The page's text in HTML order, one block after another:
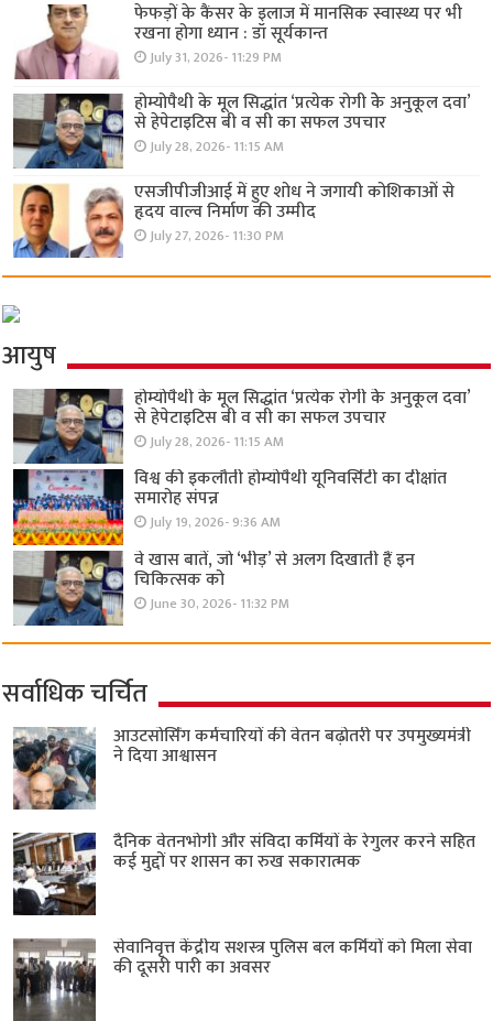
फेफड़ों के कैंसर के इलाज में मानसिक स्वास्थ्य पर भी
रखना होगा ध्यान : डॉ सूर्यकान्त
July 31, 2026- 11:29 PM
होम्योपैथी के मूल सिद्धांत ‘प्रत्येक रोगी केे अनुकूल दवा’
से हेपेटाइटिस बी व सी का सफल उपचार
July 28, 2026- 11:15 AM
एसजीपीजीआई में हुए शोध ने जगायी कोशिकाओं से
हृदय वाल्व निर्माण की उम्मीद
July 27, 2026- 11:30 PM
आयुष
होम्योपैथी के मूल सिद्धांत ‘प्रत्येक रोगी केे अनुकूल दवा’
से हेपेटाइटिस बी व सी का सफल उपचार
July 28, 2026- 11:15 AM
विश्व की इकलौती होम्योपैथी यूनिवर्सिटी का दीक्षांत
समारोह संपन्न
July 19, 2026- 9:36 AM
वे खास बातें, जो ‘भीड़’ से अलग दिखाती हैं इन
चिकित्सक को
June 30, 2026- 11:32 PM
सर्वाधिक चर्चित
आउटसोर्सिंग कर्मचारियों की वेतन बढ़ोतरी पर उपमुख्यमंत्री
ने दिया आश्वासन
दैनिक वेतनभोगी और संविदा कर्मियों के रेगुलर करने सहित
कई मुद्दों पर शासन का रुख सकारात्मक
सेवानिवृत्त केंद्रीय सशस्त्र पुलिस बल ​कर्मियों को मिला सेवा
की दूसरी पारी का अवसर